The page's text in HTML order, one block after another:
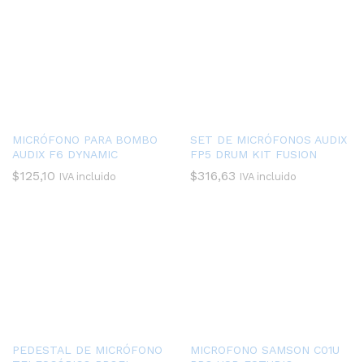
MICRÓFONO PARA BOMBO
AUDIX F6 DYNAMIC
$125,10 IVA incluido
SET DE MICRÓFONOS AUDIX
FP5 DRUM KIT FUSION
$316,63 IVA incluido
PEDESTAL DE MICRÓFONO
MICROFONO SAMSON C01U